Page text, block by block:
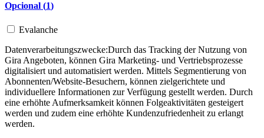
Opcional (1)
Evalanche
Datenverarbeitungszwecke:Durch das Tracking der Nutzung von
Gira Angeboten, können Gira Marketing- und Vertriebsprozesse
digitalisiert und automatisiert werden. Mittels Segmentierung von
Abonnenten/Website-Besuchern, können zielgerichtete und
individuellere Informationen zur Verfügung gestellt werden. Durch
eine erhöhte Aufmerksamkeit können Folgeaktivitäten gesteigert
werden und zudem eine erhöhte Kundenzufriedenheit zu erlangt
werden.